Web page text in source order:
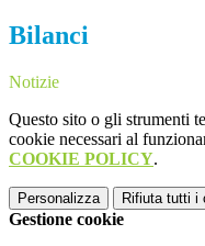
Bilanci
Notizie
Questo sito o gli strumenti
cookie necessari al
COOKIE POLICY.
Personalizza Rifiuta tutti i
Gestione cookie